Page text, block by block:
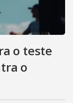
o teste
o